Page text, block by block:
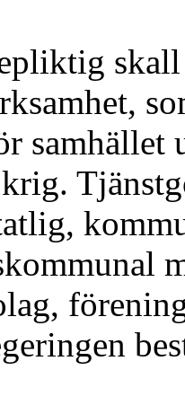
samhället